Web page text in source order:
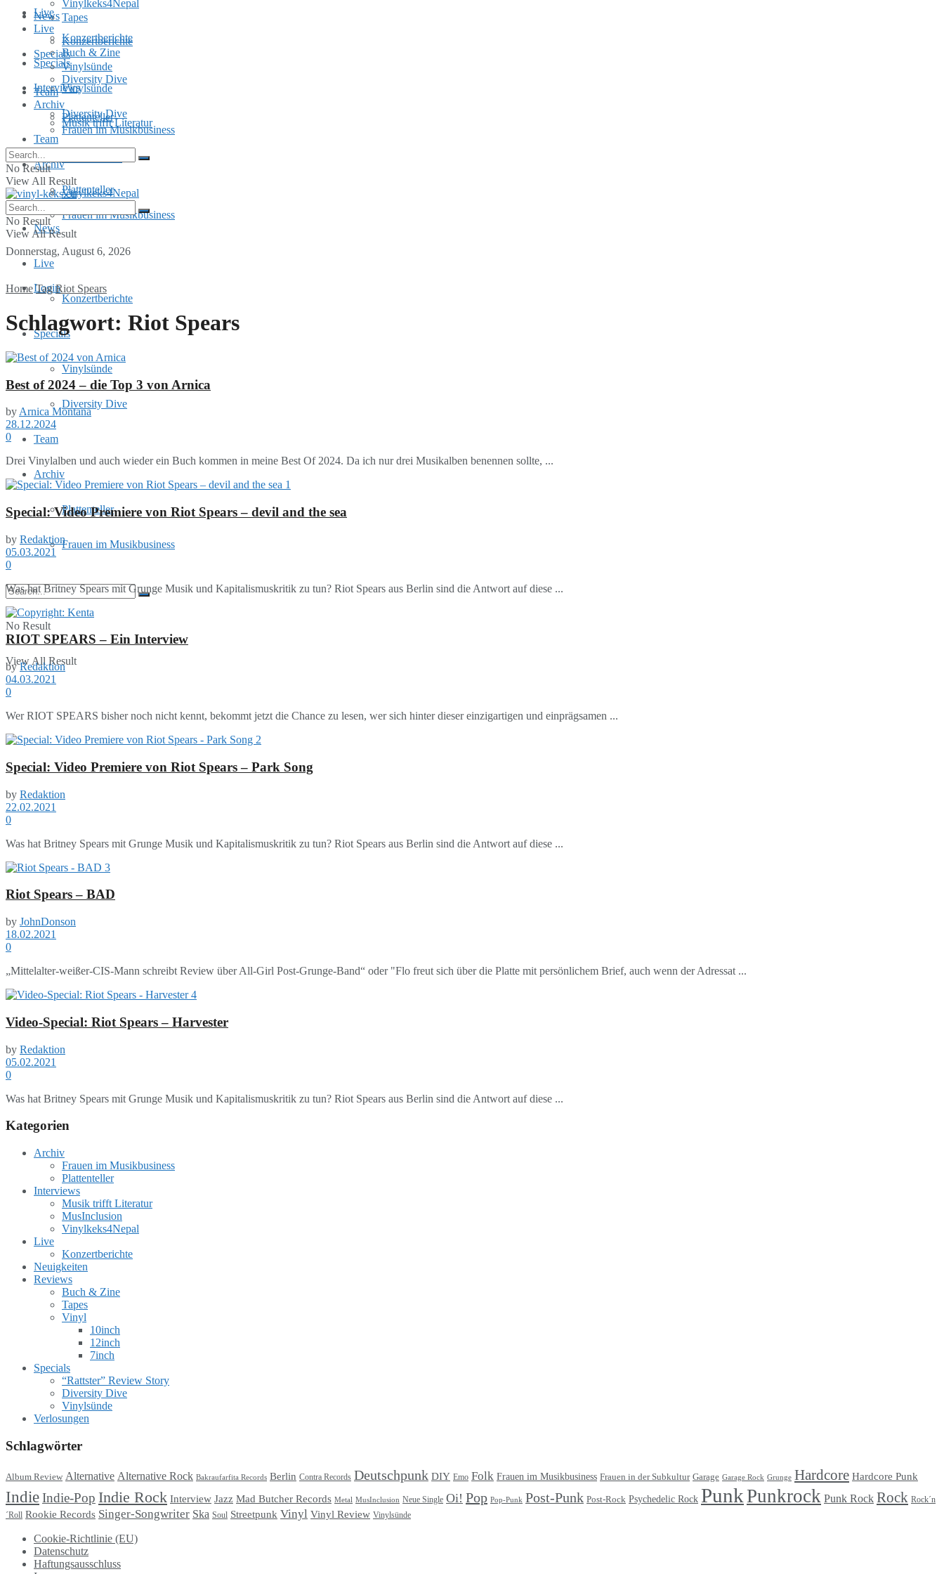
Live
Konzertberichte
Specials
Vinylsünde
Diversity Dive
Team
Archiv
Plattenteller
Frauen im Musikbusiness
Donnerstag, August 6, 2026
Login
Tapes
Buch & Zine
Interviews
Musik trifft Literatur
Vinylkeks4Nepal
News
Live
Konzertberichte
Specials
Vinylsünde
Diversity Dive
Team
Archiv
Plattenteller
Frauen im Musikbusiness
No Result
View All Result
Vinylkeks4Nepal
News
Live
Konzertberichte
Specials
Vinylsünde
Diversity Dive
Team
Archiv
Plattenteller
Frauen im Musikbusiness
No Result
View All Result
No Result
View All Result
Home Tag Riot Spears
Schlagwort: Riot Spears
Best of 2024 – die Top 3 von Arnica
by Arnica Montana
28.12.2024
0
Drei Vinylalben und auch wieder ein Buch kommen in meine Best Of 2024. Da ich nur drei Musikalben benennen sollte, ...
Special: Video Premiere von Riot Spears – devil and the sea
by Redaktion
05.03.2021
0
Was hat Britney Spears mit Grunge Musik und Kapitalismuskritik zu tun? Riot Spears aus Berlin sind die Antwort auf diese ...
RIOT SPEARS – Ein Interview
by Redaktion
04.03.2021
0
Wer RIOT SPEARS bisher noch nicht kennt, bekommt jetzt die Chance zu lesen, wer sich hinter dieser einzigartigen und einprägsamen ...
Special: Video Premiere von Riot Spears – Park Song
by Redaktion
22.02.2021
0
Was hat Britney Spears mit Grunge Musik und Kapitalismuskritik zu tun? Riot Spears aus Berlin sind die Antwort auf diese ...
Riot Spears – BAD
by JohnDonson
18.02.2021
0
„Mittelalter-weißer-CIS-Mann schreibt Review über All-Girl Post-Grunge-Band“ oder "Flo freut sich über die Platte mit persönlichem Brief, auch wenn der Adressat ...
Video-Special: Riot Spears – Harvester
by Redaktion
05.02.2021
0
Was hat Britney Spears mit Grunge Musik und Kapitalismuskritik zu tun? Riot Spears aus Berlin sind die Antwort auf diese ...
Kategorien
Archiv
Frauen im Musikbusiness
Plattenteller
Interviews
Musik trifft Literatur
MusInclusion
Vinylkeks4Nepal
Live
Konzertberichte
Neuigkeiten
Reviews
Buch & Zine
Tapes
Vinyl
10inch
12inch
7inch
Specials
“Rattster” Review Story
Diversity Dive
Vinylsünde
Verlosungen
Schlagwörter
Album Review Alternative Alternative Rock Bakraufarfita Records Berlin Contra Records Deutschpunk DIY Emo Folk Frauen im Musikbusiness Frauen in der Subkultur Garage Garage Rock Grunge Hardcore Hardcore Punk
IndieIndie-Pop Indie Rock Interview Jazz Mad Butcher Records Metal MusInclusion Neue Single Oi! Pop Pop-Punk Post-Punk Post-Rock Psychedelic Rock PunkPunkrock Punk Rock Rock Rock´n
´Roll
Rookie Records Singer-Songwriter Ska Soul Streetpunk Vinyl Vinyl Review Vinylsünde
Cookie-Richtlinie (EU)
Datenschutz
Haftungsausschluss